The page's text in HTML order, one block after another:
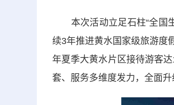
本次活动立足石柱“全国生
续3年推进黄水国家级旅游度
年夏季大黄水片区接待游客
套、服务多维度发力，全面升